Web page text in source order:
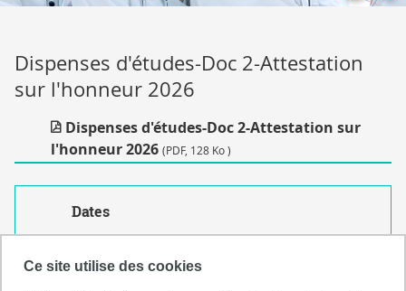
Ce site utilise des cookies
ADMISSIONS
D'ÉTUDES
(ARRÊTÉ
13/12/2019)
Dispenses d'études-Doc 2-Attestation
sur l'honneur 2026
Dispenses d'études-Doc 2-Attestation sur
l'honneur 2026 (PDF, 128 Ko )
Dates
Créé le9 décembre 2025